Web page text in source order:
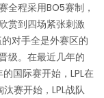
程采用BO5赛制，
赏到四场紧张刺激
对手全是外赛区的
级。在最近几年的
国际赛开始，LPL在
赛开始，LPL战队